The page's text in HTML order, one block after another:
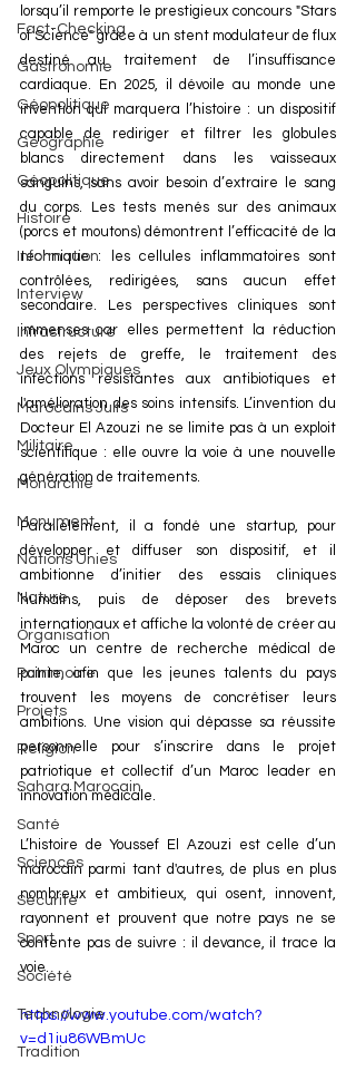
Fact-Checking
Gastronomie
Géopolitique
Géographie
Géopolitique
Histoire
Information
Interview
Infrastructure
Jeux Olympiques
Marocains Juifs
Militaire
Monarchie
Monument
Nations Unies
Nature
Organisation
Patrimoine
Projets
Religion
Sahara Marocain
Santé
Sciences
Sécurité
Sport
Société
Technologie
Tradition
lorsqu’il remporte le prestigieux concours "Stars
of Science" grâce à un stent modulateur de flux
destiné au traitement de l’insuffisance
cardiaque. En 2025, il dévoile au monde une
invention qui marquera l’histoire : un dispositif
capable de rediriger et filtrer les globules
blancs directement dans les vaisseaux
sanguins, sans avoir besoin d’extraire le sang
du corps. Les tests menés sur des animaux
(porcs et moutons) démontrent l’efficacité de la
technique : les cellules inflammatoires sont
contrôlées, redirigées, sans aucun effet
secondaire. Les perspectives cliniques sont
immenses car elles permettent la réduction
des rejets de greffe, le traitement des
infections résistantes aux antibiotiques et
l'amélioration des soins intensifs. L’invention du
Docteur El Azouzi ne se limite pas à un exploit
scientifique : elle ouvre la voie à une nouvelle
génération de traitements.
Parallèlement, il a fondé une startup, pour
développer et diffuser son dispositif, et il
ambitionne d’initier des essais cliniques
humains, puis de déposer des brevets
internationaux et affiche la volonté de créer au
Maroc un centre de recherche médical de
pointe, afin que les jeunes talents du pays
trouvent les moyens de concrétiser leurs
ambitions. Une vision qui dépasse sa réussite
personnelle pour s’inscrire dans le projet
patriotique et collectif d’un Maroc leader en
innovation médicale.
L’histoire de Youssef El Azouzi est celle d’un
marocain parmi tant d'autres, de plus en plus
nombreux et ambitieux, qui osent, innovent,
rayonnent et prouvent que notre pays ne se
contente pas de suivre : il devance, il trace la
voie.
https://www.youtube.com/watch?
v=d1iu86WBmUc